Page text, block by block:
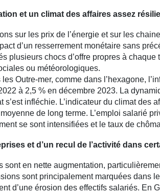
et un climat des affaires assez
sur les prix de l’énergie et sur les
d’un resserrement monétaire sans
plusieurs chocs d’offre propres à chaque
ou météorologiques.
Outre-mer, comme dans l’hexagone,
à 2,5 % en décembre 2023. La
infléchie. L’indicateur du climat des
de long terme. L’emploi salarié
se sont intensifiées et le taux de
et d’un recul de l’activité dans
sont en nette augmentation,
sont principalement marquées dans
d’une érosion des effectifs salariés. En